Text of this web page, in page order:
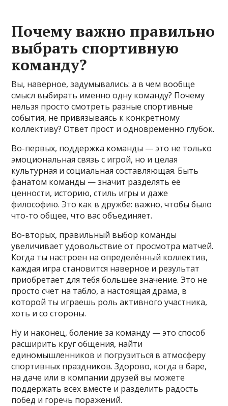
Почему важно правильно
выбрать спортивную
команду?
Вы, наверное, задумывались: а в чем вообще
смысл выбирать именно одну команду? Почему
нельзя просто смотреть разные спортивные
события, не привязываясь к конкретному
коллективу? Ответ прост и одновременно глубок.
Во-первых, поддержка команды — это не только
эмоциональная связь с игрой, но и целая
культурная и социальная составляющая. Быть
фанатом команды — значит разделять её
ценности, историю, стиль игры и даже
философию. Это как в дружбе: важно, чтобы было
что-то общее, что вас объединяет.
Во-вторых, правильный выбор команды
увеличивает удовольствие от просмотра матчей.
Когда ты настроен на определённый коллектив,
каждая игра становится наверное и результат
приобретает для тебя большее значение. Это не
просто счет на табло, а настоящая драма, в
которой ты играешь роль активного участника,
хоть и со стороны.
Ну и наконец, боление за команду — это способ
расширить круг общения, найти
единомышленников и погрузиться в атмосферу
спортивных праздников. Здорово, когда в баре,
на даче или в компании друзей вы можете
поддержать всех вместе и разделить радость
побед и горечь поражений.